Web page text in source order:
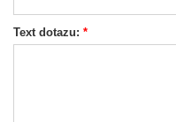
Text dotazu: *